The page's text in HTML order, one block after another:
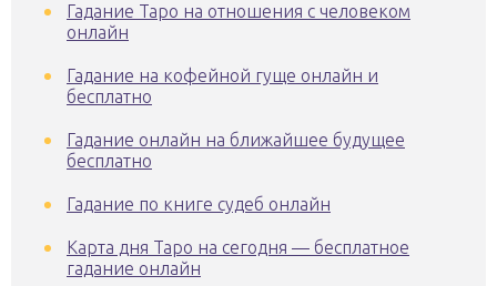
Гадание Таро на отношения с человеком
онлайн
Гадание на кофейной гуще онлайн и
бесплатно
Гадание онлайн на ближайшее будущее
бесплатно
Гадание по книге судеб онлайн
Карта дня Таро на сегодня — бесплатное
гадание онлайн